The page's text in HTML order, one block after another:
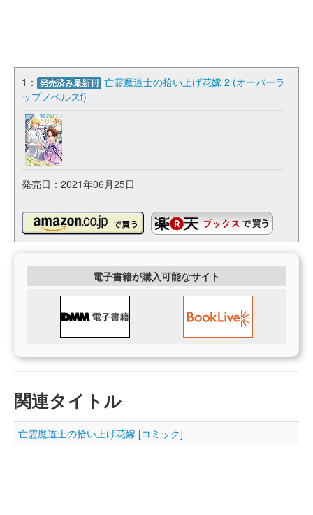
1： 発売済み最新刊 亡霊魔道士の拾い上げ花嫁 2 (オーバーラ
ップノベルスf)
発売日：2021年06月25日
電子書籍が購入可能なサイト
関連タイトル
亡霊魔道士の拾い上げ花嫁 [コミック]